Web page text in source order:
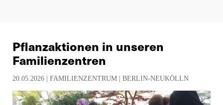
Pflanzaktionen in unseren
Familienzentren
20.05.2026 | FAMILIENZENTRUM BERLIN-NEUKÖLLN